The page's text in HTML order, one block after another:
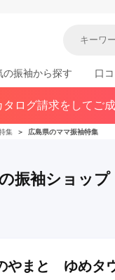
岩手県(30)
の振袖から探す 口
タログ請求をしてご
集 ＞ 広島県のママ振袖特集
振袖ショップ
やまと ゆめタ